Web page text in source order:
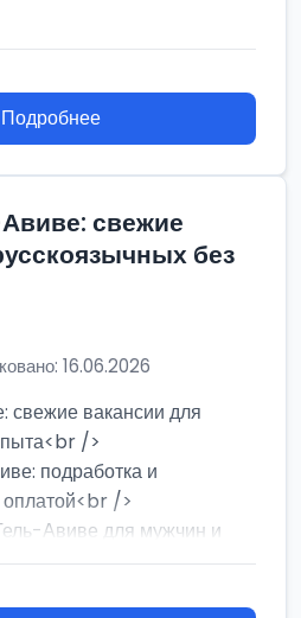
производстве:
Подробнее
свежие
без
16.06.2026
свежие вакансии для
/>
подработка и
оплатой<br />
Авиве для мужчин и